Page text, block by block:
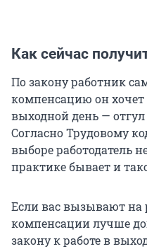
Как сейчас
По закону работник
компенсацию он хочет
выходной день —
Согласно Трудовому
выборе работодатель
практике бывает и
Если вас вызывают на
компенсации лучше
закону к работе в